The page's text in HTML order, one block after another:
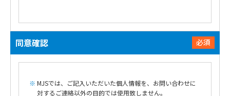
必須
同意確認
MJSでは、ご記入いただいた個人情報を、お問い合わせに
対するご連絡以外の目的では使用致しません。